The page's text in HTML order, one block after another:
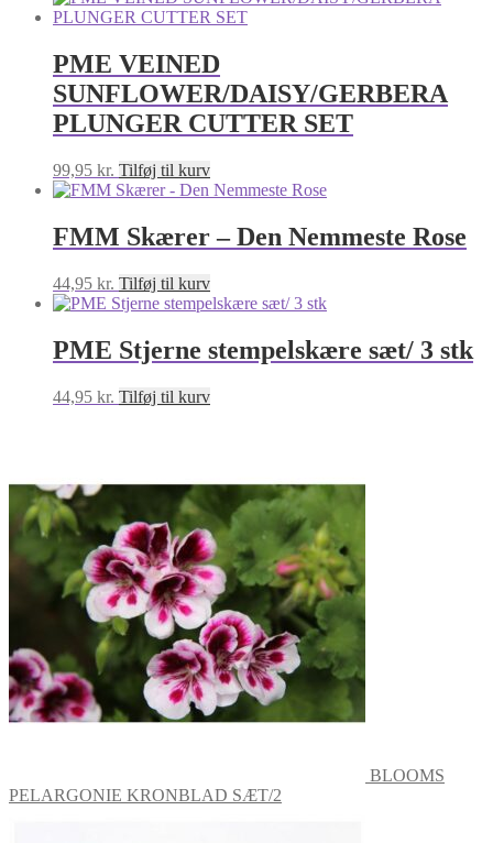
PME VEINED
SUNFLOWER/DAISY/GERBERA
PLUNGER CUTTER SET
99,95 kr. Tilføj til kurv
FMM Skærer – Den Nemmeste Rose
44,95 kr. Tilføj til kurv
PME Stjerne stempelskære sæt/ 3 stk
44,95 kr. Tilføj til kurv
BLOOMS
PELARGONIE KRONBLAD SÆT/2